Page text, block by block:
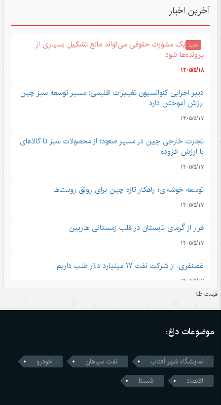
آخرین اخبار
جدید یک مشورت حقوقی می‌تواند مانع تشکیل بسیاری از
پرونده‌ها شود
۱۴۰۵/۵/۱۸
دبیر اجرایی کنوانسیون تغییرات اقلیمی: مسیر توسعه سبز چین
ارزش آموختن دارد
۱۴۰۵/۵/۱۷
تجارت خارجی چین در مسیر صعود؛ از محصولات سبز تا کالاهای
با ارزش افزوده
۱۴۰۵/۵/۱۷
توسعه خوشه‌ای؛ راهکار تازه چین برای رونق روستاها
۱۴۰۵/۵/۱۷
فرار از گرمای تابستان در قلب زمستانی هاربین
۱۴۰۵/۵/۱۷
غضنفری: از شرکت نفت ۱۷ میلیارد دلار طلب داریم
۱۴۰۵/۵/۱۷
۱۴۰۵/۵/۱۶
قمار واشنگتن با زنجیره تامین؛ محاسبات اشتباه آمریکا در جنگ
قیمت طلا
موضوعات داغ:
نمایشگاه شهر آفتاب نفت سپاهان
خودرو
اقتصاد
شستا